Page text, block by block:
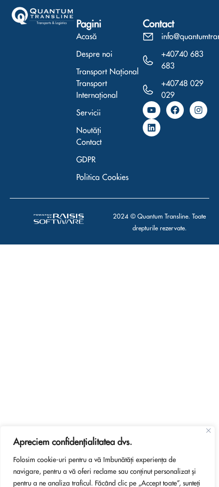
Apreciem confidențialitatea dvs.
Folosim cookie-uri pentru a vă îmbunătăți experiența de
navigare, pentru a vă oferi reclame sau conținut personalizat și
pentru a ne analiza traficul. Făcând clic pe „Accept toate”, sunteți
Pagini
Acasă
Despre noi
Transport Național
Transport
Internațional
Servicii
Noutăți
Contact
GDPR
Politica Cookies
Contact
+40740 683
683
+40748 029
029
Y
o
u
t
F
a
I
n
i
n
k
2024 © Quantum Transline. Toate
drepturile rezervate.